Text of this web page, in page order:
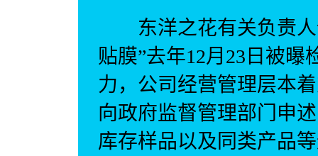
东洋之花有关负责人
贴膜”去年12月23日被
力，公司经营管理层本
向政府监督管理部门申
库存样品以及同类产品